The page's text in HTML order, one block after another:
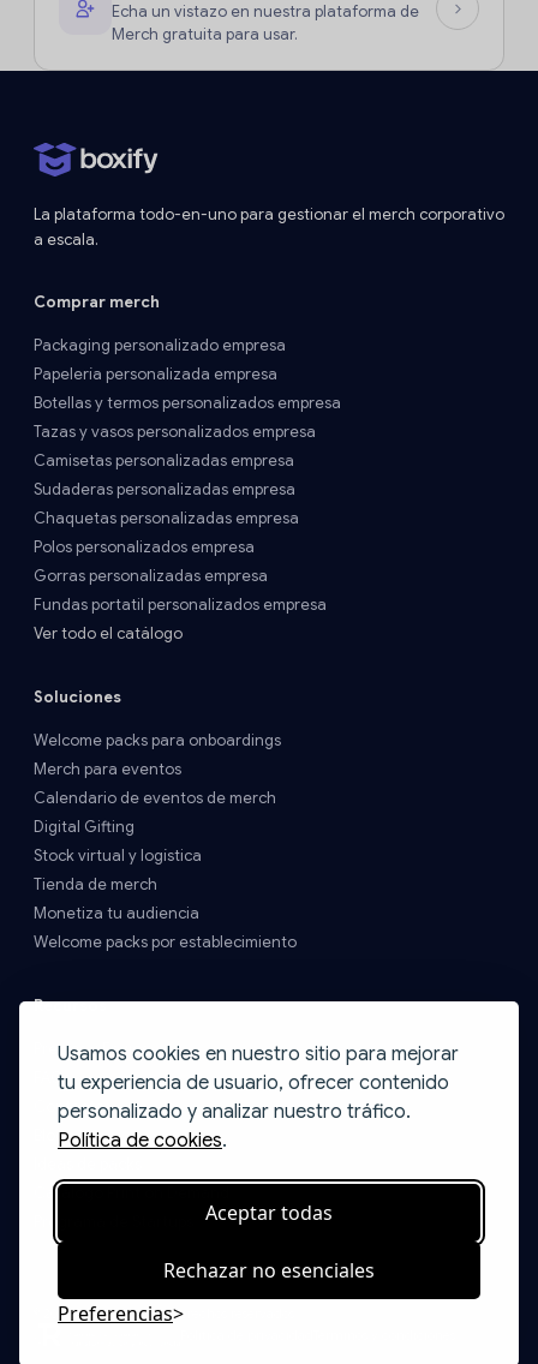
Usamos cookies en nuestro sitio para mejorar
tu experiencia de usuario, ofrecer contenido
personalizado y analizar nuestro tráfico.
Política de cookies.
Aceptar todas
Rechazar no esenciales
Preferencias
Echa un vistazo en nuestra plataforma de
Merch gratuita para usar.
La plataforma todo-en-uno para gestionar el merch corporativo
a escala.
Comprar merch
Packaging personalizado empresa
Papelería personalizada empresa
Botellas y termos personalizados empresa
Tazas y vasos personalizados empresa
Camisetas personalizadas empresa
Sudaderas personalizadas empresa
Chaquetas personalizadas empresa
Polos personalizados empresa
Gorras personalizadas empresa
Fundas portatil personalizados empresa
Ver todo el catálogo
Soluciones
Welcome packs para onboardings
Merch para eventos
Calendario de eventos de merch
Digital Gifting
Stock virtual y logística
Tienda de merch
Monetiza tu audiencia
Welcome packs por establecimiento
Recursos
Precios y Envíos
FAQs
Contacto
Blog
Catálogo Print on Demand
© 2026 Boxify. Todos los derechos reservados.